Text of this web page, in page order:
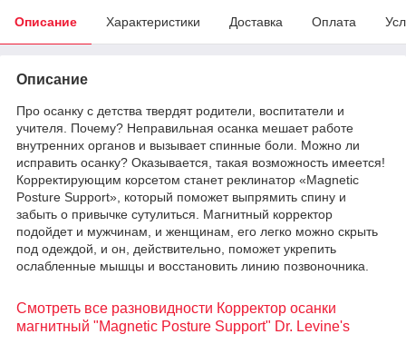
Описание Характеристики Доставка Оплата
Описание
Про осанку с детства твердят родители, воспитатели и
учителя. Почему? Неправильная осанка мешает работе
внутренних органов и вызывает спинные боли. Можно ли
исправить осанку? Оказывается, такая возможность имеется!
Корректирующим корсетом станет реклинатор «Magnetic
Posture Support», который поможет выпрямить спину и
забыть о привычке сутулиться. Магнитный корректор
подойдет и мужчинам, и женщинам, его легко можно скрыть
под одеждой, и он, действительно, поможет укрепить
ослабленные мышцы и восстановить линию позвоночника.
Смотреть все разновидности Корректор осанки
магнитный "Magnetic Posture Support" Dr. Levine's